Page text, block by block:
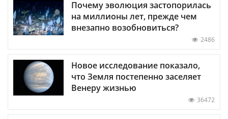
Почему эволюция застопорилась
на миллионы лет, прежде чем
внезапно возобновиться?
2486
Новое исследование показало,
что Земля постепенно заселяет
Венеру жизнью
36472